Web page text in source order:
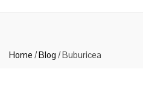
Home /Blog /Buburicea